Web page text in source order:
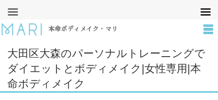
本命ボディメイク・マリ
大田区大森のパーソナルトレーニングで
ダイエットとボディメイク|女性専用|本
命ボディメイク